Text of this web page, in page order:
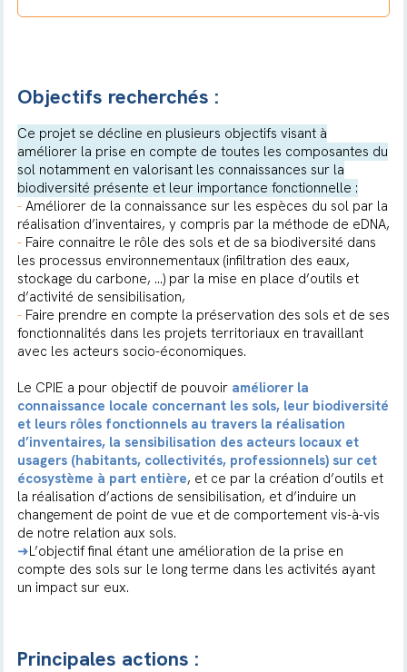
Objectifs recherchés :
Ce projet se décline en plusieurs objectifs visant à
améliorer la prise en compte de toutes les composantes du
sol notamment en valorisant les connaissances sur la
biodiversité présente et leur importance fonctionnelle :
-Améliorer de la connaissance sur les espèces du sol par la
réalisation d’inventaires, y compris par la méthode de eDNA,
-Faire connaitre le rôle des sols et de sa biodiversité dans
les processus environnementaux (infiltration des eaux,
stockage du carbone, …) par la mise en place d’outils et
d’activité de sensibilisation,
- Faire prendre en compte la préservation des sols et de ses
fonctionnalités dans les projets territoriaux en travaillant
avec les acteurs socio-économiques.
Le CPIE a pour objectif de pouvoir améliorer la
connaissance locale concernant les sols, leur biodiversité
et leurs rôles fonctionnels au travers la réalisation
d’inventaires, la sensibilisation des acteurs locaux et
usagers (habitants, collectivités, professionnels) sur cet
écosystème à part entière, et ce par la création d’outils et
la réalisation d’actions de sensibilisation, et d’induire un
changement de point de vue et de comportement vis-à-vis
de notre relation aux sols.
➜L’objectif final étant une amélioration de la prise en
compte des sols sur le long terme dans les activités ayant
un impact sur eux.
Principales actions :